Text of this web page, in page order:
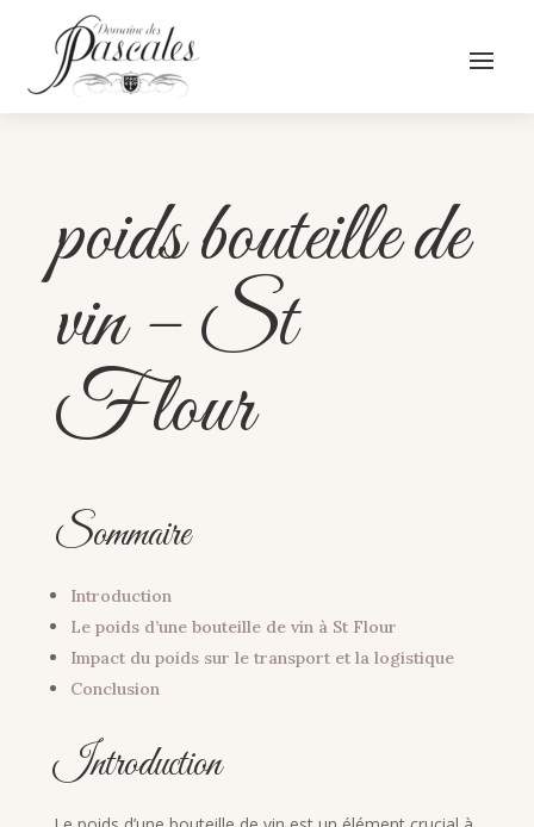
poids bouteille de
vin – St
Flour
Sommaire
Introduction
Le poids d’une bouteille de vin à St Flour
Impact du poids sur le transport et la logistique
Conclusion
Introduction